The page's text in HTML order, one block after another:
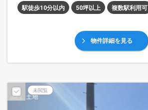
駅徒歩10分以内 50坪以上 複数駅利用可
物件詳細を見る
未閲覧